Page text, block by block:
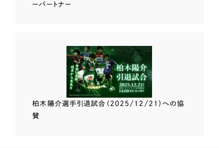
ーパートナー
柏木陽介選手引退試合（2025/12/21）への協
賛